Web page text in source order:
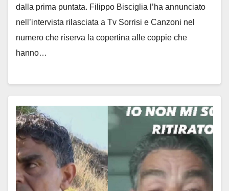
dalla prima puntata. Filippo Bisciglia l’ha annunciato
nell’intervista rilasciata a Tv Sorrisi e Canzoni nel
numero che riserva la copertina alle coppie che
hanno…